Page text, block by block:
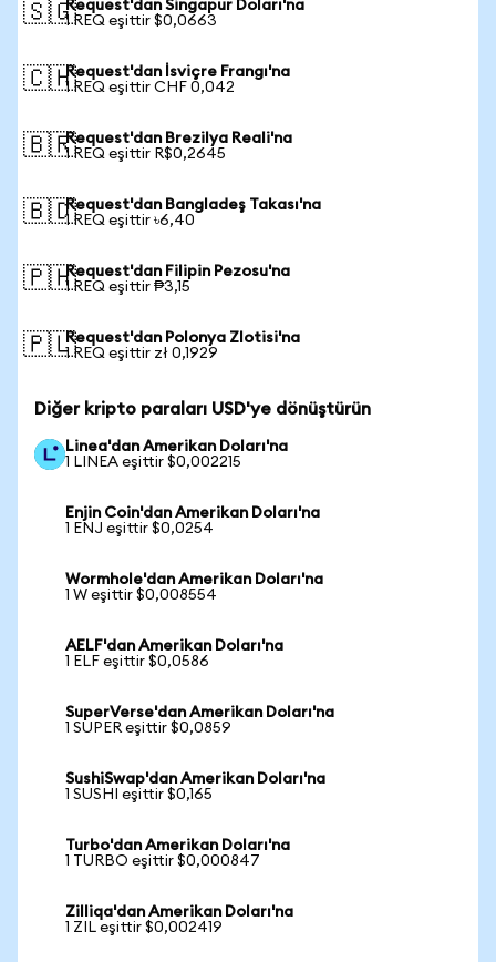
🇸🇬Request'dan Singapur Doları'na
1 REQ eşittir $0,0663
🇨🇭Request'dan İsviçre Frangı'na
1 REQ eşittir CHF 0,042
🇧🇷Request'dan Brezilya Reali'na
1 REQ eşittir R$0,2645
🇧🇩Request'dan Bangladeş Takası'na
1 REQ eşittir ৳6,40
🇵🇭Request'dan Filipin Pezosu'na
1 REQ eşittir ₱3,15
🇵🇱Request'dan Polonya Zlotisi'na
1 REQ eşittir zł 0,1929
Diğer kripto paraları USD'ye dönüştürün
Linea'dan Amerikan Doları'na
1 LINEA eşittir $0,002215
Enjin Coin'dan Amerikan Doları'na
1 ENJ eşittir $0,0254
Wormhole'dan Amerikan Doları'na
1 W eşittir $0,008554
AELF'dan Amerikan Doları'na
1 ELF eşittir $0,0586
SuperVerse'dan Amerikan Doları'na
1 SUPER eşittir $0,0859
SushiSwap'dan Amerikan Doları'na
1 SUSHI eşittir $0,165
Turbo'dan Amerikan Doları'na
1 TURBO eşittir $0,000847
Zilliqa'dan Amerikan Doları'na
1 ZIL eşittir $0,002419